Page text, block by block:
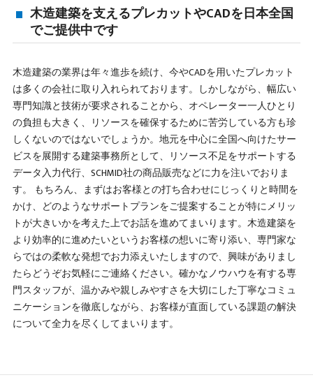
木造建築を支えるプレカットやCADを日本全国
でご提供中です
木造建築の業界は年々進歩を続け、今やCADを用いたプレカット
は多くの会社に取り入れられております。しかしながら、幅広い
専門知識と技術が要求されることから、オペレーター一人ひとり
の負担も大きく、リソースを確保するために苦労している方も珍
しくないのではないでしょうか。地元を中心に全国へ向けたサー
ビスを展開する建築事務所として、リソース不足をサポートする
データ入力代行、SCHMID社の商品販売などに力を注いでおりま
す。 もちろん、まずはお客様との打ち合わせにじっくりと時間を
かけ、どのようなサポートプランをご提案することが特にメリッ
トが大きいかを考えた上でお話を進めてまいります。木造建築を
より効率的に進めたいというお客様の想いに寄り添い、専門家な
らではの柔軟な発想でお力添えいたしますので、興味がありまし
たらどうぞお気軽にご連絡ください。確かなノウハウを有する専
門スタッフが、温かみや親しみやすさを大切にした丁寧なコミュ
ニケーションを徹底しながら、お客様が直面している課題の解決
について全力を尽くしてまいります。